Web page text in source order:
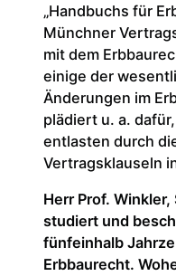
„Handbuchs für
Münchner
mit dem
einige der
Änderungen im
plädiert u. a.
entlasten durch
Vertragsklauseln
Herr Prof.
studiert und
fünfeinhalb
Erbbaurecht.